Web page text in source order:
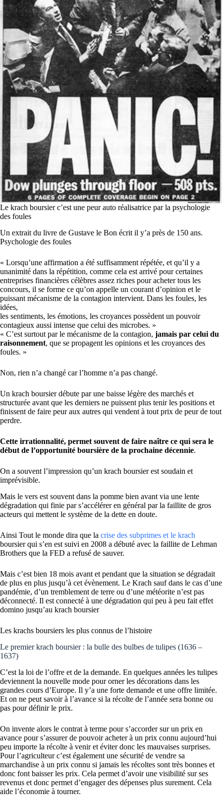
Le krach boursier c’est une peur auto réalisatrice par la psychologie
des foules
Un extrait du livre de Gustave le Bon écrit il y’a près de 150 ans.
Psychologie des foules
« Lorsqu’une affirmation a été suffisamment répétée, et qu’il y a
unanimité dans la répétition, comme cela est arrivé pour certaines
entreprises financières célèbres assez riches pour acheter tous les
concours, il se forme ce qu’on appelle un courant d’opinion et le
puissant mécanisme de la contagion intervient. Dans les foules, les
idées,
les sentiments, les émotions, les croyances possèdent un pouvoir
contagieux aussi intense que celui des microbes. »
« C’est surtout par le mécanisme de la contagion, jamais par celui du
raisonnement, que se propagent les opinions et les croyances des
foules. »
Non, rien n’a changé car l’homme n’a pas changé.
Un krach boursier débute par une baisse légère des marchés et
structurée avant que les derniers ne puissent plus tenir les positions et
finissent de faire peur aux autres qui vendent à tout prix de peur de tout
perdre.
Cette irrationnalité, permet souvent de faire naître ce qui sera le
début de l’opportunité boursière de la prochaine décennie.
On a souvent l’impression qu’un krach boursier est soudain et
imprévisible.
Mais le vers est souvent dans la pomme bien avant via une lente
dégradation qui finie par s’accélérer en général par la faillite de gros
acteurs qui mettent le système de la dette en doute.
Ainsi Tout le monde dira que la crise des subprimes et le krach
boursier qui s’en est suivi en 2008 a débuté avec la faillite de Lehman
Brothers que la FED a refusé de sauver.
Mais c’est bien 18 mois avant et pendant que la situation se dégradait
de plus en plus jusqu’à cet évènement. Le Krach sauf dans le cas d’une
pandémie, d’un tremblement de terre ou d’une météorite n’est pas
déconnecté. Il est connecté à une dégradation qui peu à peu fait effet
domino jusqu’au krach boursier
Les krachs boursiers les plus connus de l’histoire
Le premier krach boursier : la bulle des bulbes de tulipes (1636 –
1637)
C’est la loi de l’offre et de la demande. En quelques années les tulipes
deviennent la nouvelle mode pour orner les décorations dans les
grandes cours d’Europe. Il y’a une forte demande et une offre limitée.
Et on ne peut savoir à l’avance si la récolte de l’année sera bonne ou
pas pour définir le prix.
On invente alors le contrat à terme pour s’accorder sur un prix en
avance pour s’assurer de pouvoir acheter à un prix connu aujourd’hui
peu importe la récolte à venir et éviter donc les mauvaises surprises.
Pour l’agriculteur c’est également une sécurité de vendre sa
marchandise à un prix connu si jamais les récoltes sont très bonnes et
donc font baisser les prix. Cela permet d’avoir une visibilité sur ses
revenus et donc permet d’engager des dépenses plus surement. Cela
aide l’économie à tourner.